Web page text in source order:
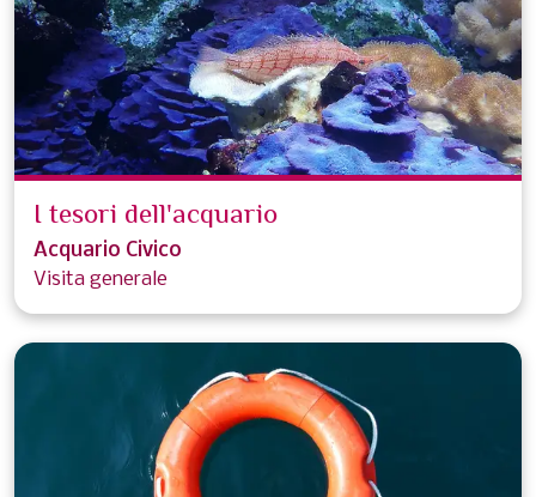
I tesori dell'acquario
Acquario Civico
Visita generale